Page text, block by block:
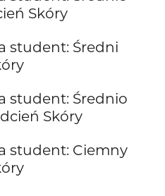
Skóry
student: Średni
student: Średnio
Skóry
student: Ciemny